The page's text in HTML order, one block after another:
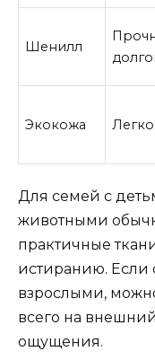
Шенилл
Экокожа
Для семей с
животными
практичные
истиранию. Если
взрослыми,
всего на
ощущения.